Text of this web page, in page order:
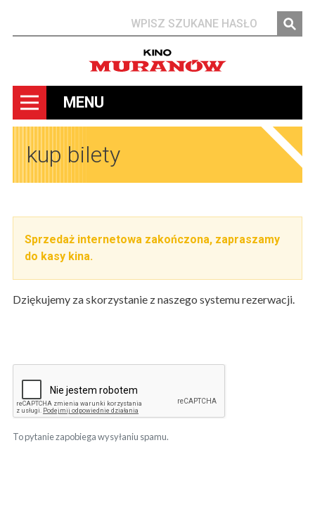
MENU
kup bilety
Sprzedaż internetowa zakończona, zapraszamy
do kasy kina.
Dziękujemy za skorzystanie z naszego systemu rezerwacji.
To pytanie zapobiega wysyłaniu spamu.